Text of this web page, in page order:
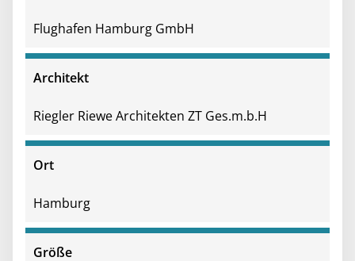
Flughafen Hamburg GmbH
Architekt
Riegler Riewe Architekten ZT Ges.m.b.H
Ort
Hamburg
Größe